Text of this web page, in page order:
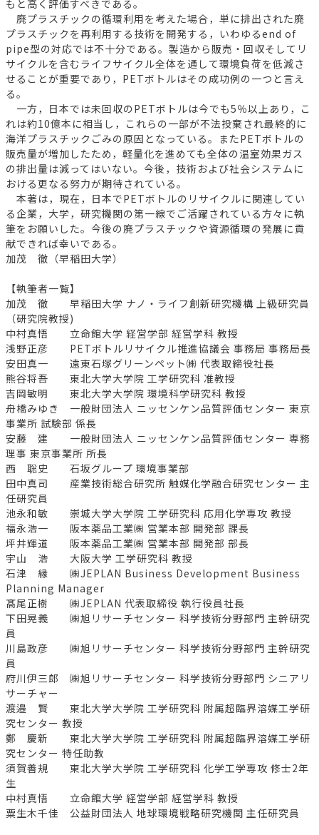
もと高く評価すべきである。
廃プラスチックの循環利用を考えた場合，単に排出された廃
プラスチックを再利用する技術を開発する，いわゆるend of
pipe型の対応では不十分である。製造から販売・回収そしてリ
サイクルを含むライフサイクル全体を通して環境負荷を低減さ
せることが重要であり，PETボトルはその成功例の一つと言え
る。
一方，日本では未回収のPETボトルは今でも5％以上あり，こ
れは約10億本に相当し，これらの一部が不法投棄され最終的に
海洋プラスチックごみの原因となっている。またPETボトルの
販売量が増加したため，軽量化を進めても全体の温室効果ガス
の排出量は減ってはいない。今後，技術および社会システムに
おける更なる努力が期待されている。
本著は，現在，日本でPETボトルのリサイクルに関連してい
る企業，大学，研究機関の第一線でご活躍されている方々に執
筆をお願いした。今後の廃プラスチックや資源循環の発展に貢
献できれば幸いである。
加茂 徹（早稲田大学）
【執筆者一覧】
加茂 徹 早稲田大学 ナノ・ライフ創新研究機構 上級研究員
（研究院教授)
中村真悟 立命館大学 経営学部 経営学科 教授
浅野正彦 PETボトルリサイクル推進協議会 事務局 事務局長
安田真一 遠東石塚グリーンペット㈱ 代表取締役社長
熊谷将吾 東北大学大学院 工学研究科 准教授
吉岡敏明 東北大学大学院 環境科学研究科 教授
舟橋みゆき 一般財団法人 ニッセンケン品質評価センター 東京
事業所 試験部 係長
安藤 建 一般財団法人 ニッセンケン品質評価センター 専務
理事 東京事業所 所長
西 聡史 石坂グループ 環境事業部
田中真司 産業技術総合研究所 触媒化学融合研究センター 主
任研究員
池永和敏 崇城大学大学院 工学研究科 応用化学専攻 教授
福永浩一 阪本薬品工業㈱ 営業本部 開発部 課長
坪井輝道 阪本薬品工業㈱ 営業本部 開発部 部長
宇山 浩 大阪大学 工学研究科 教授
石津 縁 ㈱JEPLAN Business Development Business
Planning Manager
髙尾正樹 ㈱JEPLAN 代表取締役 執行役員社長
下田晃義 ㈱旭リサーチセンター 科学技術分野部門 主幹研究
員
川島政彦 ㈱旭リサーチセンター 科学技術分野部門 主幹研究
員
府川伊三郎 ㈱旭リサーチセンター 科学技術分野部門 シニアリ
サーチャー
渡邉 賢 東北大学大学院 工学研究科 附属超臨界溶媒工学研
究センター 教授
鄭 慶新 東北大学大学院 工学研究科 附属超臨界溶媒工学研
究センター 特任助教
須賀善規 東北大学大学院 工学研究科 化学工学専攻 修士2年
生
中村真悟 立命館大学 経営学部 経営学科 教授
粟生木千佳 公益財団法人 地球環境戦略研究機関 主任研究員